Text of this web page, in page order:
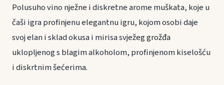
Polusuho vino nježne i diskretne arome muškata, koje u
čaši igra profinjenu elegantnu igru, kojom osobi daje
svoj elan i sklad okusa i mirisa svježeg grožđa
uklopljenog s blagim alkoholom, profinjenom kiselošću
i diskrtnim šećerima.